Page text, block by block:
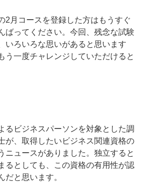
2月コースを登録した方はもうすぐ
ばってください。今回、残念な試験
いろいろな思いがあると思います
う一度チャレンジしていただけると
るビジネスパーソンを対象とした調
が、取得したいビジネス関連資格の
ニュースがありました。独立すると
るとしても、この資格の有用性が認
だと思います。